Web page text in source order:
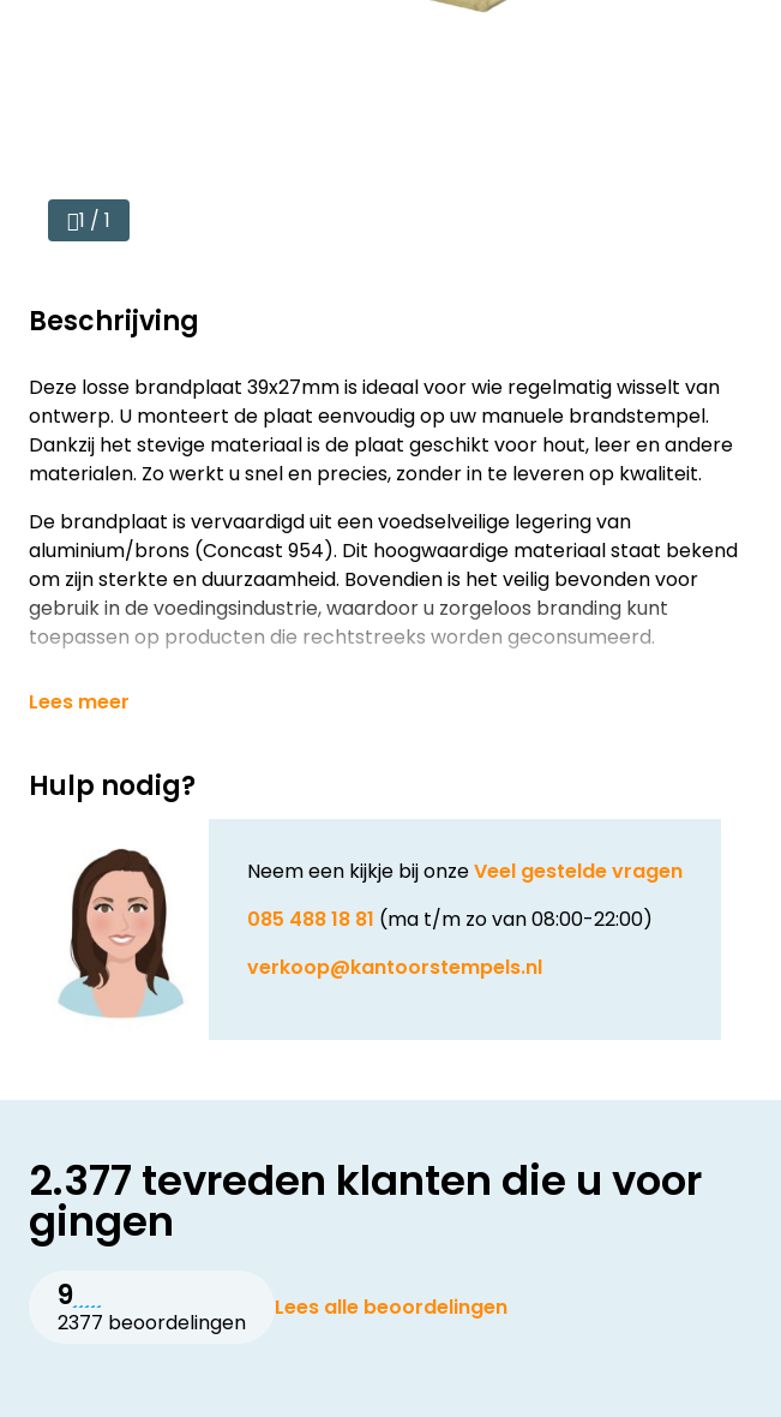
1 / 1
Beschrijving
Deze losse brandplaat 39x27mm is ideaal voor wie regelmatig wisselt van
ontwerp. U monteert de plaat eenvoudig op uw manuele brandstempel.
Dankzij het stevige materiaal is de plaat geschikt voor hout, leer en andere
materialen. Zo werkt u snel en precies, zonder in te leveren op kwaliteit.
De brandplaat is vervaardigd uit een voedselveilige legering van
aluminium/brons (Concast 954). Dit hoogwaardige materiaal staat bekend
om zijn sterkte en duurzaamheid. Bovendien is het veilig bevonden voor
gebruik in de voedingsindustrie, waardoor u zorgeloos branding kunt
toepassen op producten die rechtstreeks worden geconsumeerd.
Lees meer
Hulp nodig?
Neem een kijkje bij onzeVeel gestelde vragen
085 488 18 81 (ma t/m zo van 08:00-22:00)
verkoop@kantoorstempels.nl
2.377 tevreden klanten die u voor
gingen
9
2377 beoordelingen
Lees alle beoordelingen